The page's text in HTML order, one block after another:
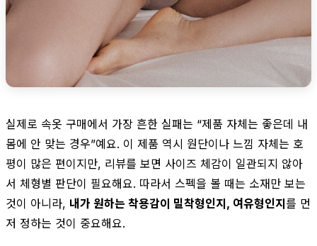
실제로 속옷 구매에서 가장 흔한 실패는 “제품 자체는 좋은데 내
몸에 안 맞는 경우”예요. 이 제품 역시 원단이나 느낌 자체는 호
평이 많은 편이지만, 리뷰를 보면 사이즈 체감이 일관되지 않아
서 체형별 판단이 필요해요. 따라서 스펙을 볼 때는 소재만 보는
것이 아니라, 내가 원하는 착용감이 밀착형인지, 여유형인지를 먼
저 정하는 것이 중요해요.